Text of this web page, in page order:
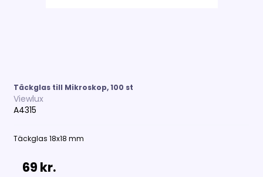
Täckglas till Mikroskop, 100 st
Viewlux
A4315
Täckglas 18x18 mm
69 kr.